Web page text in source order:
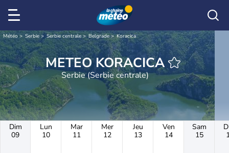
Météo Serbie Serbie centrale Belgrade Koracica
METEO KORACICA
Serbie (Serbie centrale)
Dim
09
Lun
10
Mar
11
Mer
12
Jeu
13
Ven
14
Sam
15